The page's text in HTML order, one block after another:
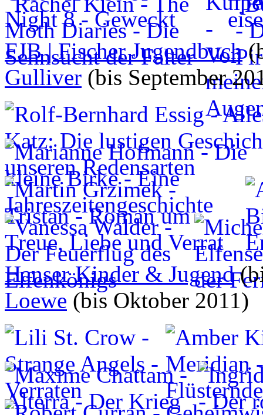
FJB | Fischer Jugendbuch
Gulliver (bis September
Hanser Kinder & Jugend
Loewe (bis Oktober 2011)